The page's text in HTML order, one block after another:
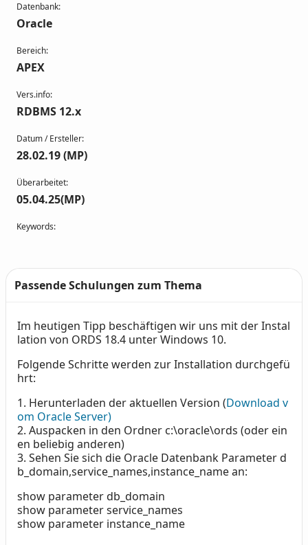
Datenbank:
Oracle
Bereich:
APEX
Vers.info:
RDBMS 12.x
Datum / Ersteller:
28.02.19 (MP)
Überarbeitet:
05.04.25(MP)
Keywords:
Passende Schulungen zum Thema
Text
Im heutigen Tipp beschäftigen wir uns mit der Instal
lation von ORDS 18.4 unter Windows 10.
Folgende Schritte werden zur Installation durchgefü
hrt:
1. Herunterladen der aktuellen Version (Download v
om Oracle Server)
2. Auspacken in den Ordner c:\oracle\ords (oder ein
en beliebig anderen)
3. Sehen Sie sich die Oracle Datenbank Parameter d
b_domain,service_names,instance_name an:
show parameter db_domain
show parameter service_names
show parameter instance_name